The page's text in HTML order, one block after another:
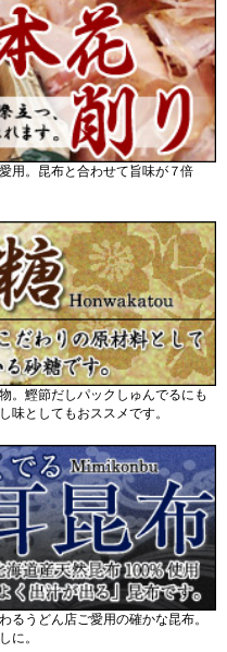
用。昆布と合わせて旨味が７倍
。鰹節だしパックしゅんでるにも
味としてもおススメです。
るうどん店ご愛用の確かな昆布。
に。